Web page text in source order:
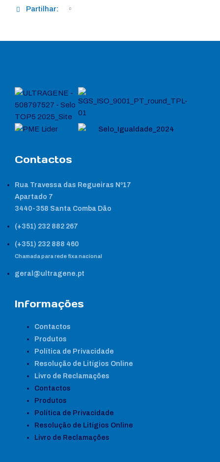
Partilhar:
Contactos
Rua Travessa das Regueiras Nº17
Apartado 7
3440-358 Santa Comba Dão
(+351) 232 882 267
(+351) 232 888 460
Chamada para rede fixa nacional
geral@ultragene.pt
Informações
Contactos
Produtos
Política de Privacidade
Resolução de Litígios Online
Livro de Reclamações
Contactos
Produtos
Política de Privacidade
Resolução de Litígios Online
Livro de Reclamações